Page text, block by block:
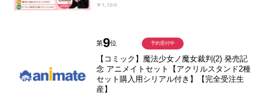
￥1,100
第9位
【コミック】魔法少女ノ魔女裁判(2) 発売記
念 アニメイトセット【アクリルスタンド2種
セット購入用シリアル付き】【完全受注生
産】
予約受付中